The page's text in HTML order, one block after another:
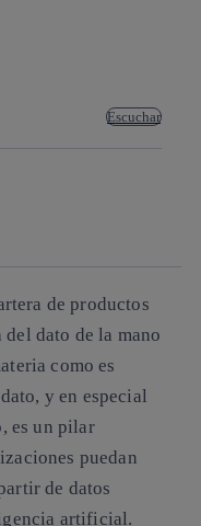
Escuchar
de productos
dato de la mano
como es
y en especial
es un pilar
puedan
de datos
artificial.